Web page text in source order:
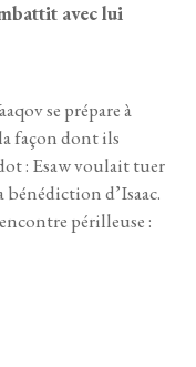
avec lui
se prépare à
façon dont ils
: Esaw voulait tuer
bénédiction d’Isaac.
périlleuse :